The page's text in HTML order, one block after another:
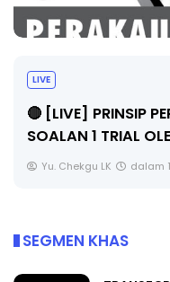
TRANSFORMASI
PAHLAWAN
Unknown 4 hari yang
SEGMEN KHAS